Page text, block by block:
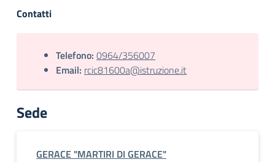
Contatti
Telefono: 0964/356007
Email: rcic81600a@istruzione.it
Sede
GERACE "MARTIRI DI GERACE"